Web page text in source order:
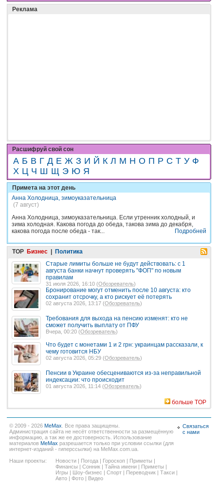
Реклама
Расшифруй свой сон
А Б В Г Д Е Ж З И Й К Л М Н О П Р С Т У Ф
Х Ц Ч Ш Щ Э Ю Я
Примета на этот день
Анна Холодница, зимоуказательница
(7 август)
Анна Холодница, зимоуказательница. Если утренник холодный, и
зима холодная. Какова погода до обеда, такова зима до декабря,
какова погода после обеда - так...
Подробней
TOP Бизнес | Политика
Старые лимиты больше не будут действовать: с 1
августа банки начнут проверять "ФОП" по новым
правилам
31 июля 2026, 16:10 (Обозреватель)
Бронирование могут отменить после 10 августа: кто
сохранит отсрочку, а кто рискует её потерять
02 августа 2026, 13:17 (Обозреватель)
Требования для выхода на пенсию изменят: кто не
сможет получить выплату от ПФУ
Вчера, 00:20 (Обозреватель)
Что будет с монетами 1 и 2 грн: украинцам рассказали, к
чему готовится НБУ
02 августа 2026, 05:29 (Обозреватель)
Пенсии в Украине обесцениваются из-за неправильной
индексации: что происходит
01 августа 2026, 11:14 (Обозреватель)
больше TOP
© 2009 - 2026 MeMax . Все права защищены.
Администрация сайта не несёт ответственности за размещённую
информацию, а так же ее достоверность. Использование
материалов MeMax разрешается только при условии ссылки (для
интернет-изданий - гиперссылки) на MeMax.com.ua.
Наши проекты:
Новости | Погода | Гороскоп | Приметы |
Финансы | Сонник | Тайна имени | Приметы |
Игры | Шоу-бизнес | Спорт | Переводчик | Такси |
Авто | Фото | Видео
Связаться
с нами